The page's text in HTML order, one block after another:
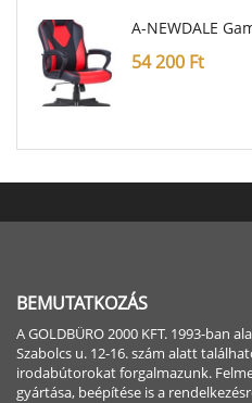
A-NEWDALE
54 200 Ft
BEMUTATKOZÁS
A GOLDBÜRO 2000 KFT. 1993-ban
Szabolcs u. 12-16. szám alatt
irodabútorokat forgalmazunk.
gyártása, beépítése is a